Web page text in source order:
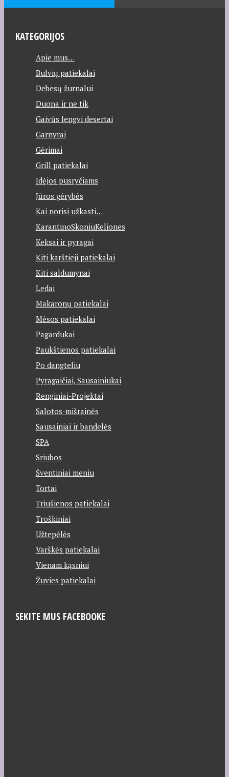
KATEGORIJOS
Apie mus…
Bulvių patiekalai
Debesų žurnalui
Duona ir ne tik
Gaivūs lengvi desertai
Garnyrai
Gėrimai
Grill patiekalai
Idėjos pusryčiams
Jūros gėrybės
Kai norisi užkasti…
KarantinoSkoniuKeliones
Keksai ir pyragai
Kiti karštieji patiekalai
Kiti saldumynai
Ledai
Makaronų patiekalai
Mėsos patiekalai
Pagardukai
Paukštienos patiekalai
Po dangteliu
Pyragaičiai, Sausainiukai
Renginiai-Projektai
Salotos-mišrainės
Sausainiai ir bandelės
SPA
Sriubos
Šventiniai meniu
Tortai
Triušienos patiekalai
Troškiniai
Užtepėlės
Varškės patiekalai
Vienam kąsniui
Žuvies patiekalai
SEKITE MUS FACEBOOKE